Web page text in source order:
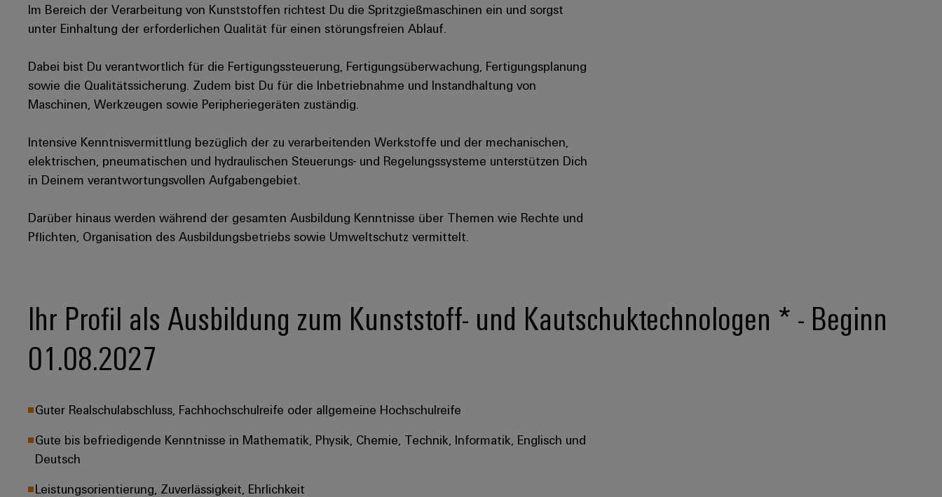
Im Bereich der Verarbeitung von Kunststoffen richtest Du die Spritzgießmaschinen ein und sorgst
unter Einhaltung der erforderlichen Qualität für einen störungsfreien Ablauf.
Dabei bist Du verantwortlich für die Fertigungssteuerung, Fertigungsüberwachung, Fertigungsplanung
sowie die Qualitätssicherung. Zudem bist Du für die Inbetriebnahme und Instandhaltung von
Maschinen, Werkzeugen sowie Peripheriegeräten zuständig.
Intensive Kenntnisvermittlung bezüglich der zu verarbeitenden Werkstoffe und der mechanischen,
elektrischen, pneumatischen und hydraulischen Steuerungs- und Regelungssysteme unterstützen Dich
in Deinem verantwortungsvollen Aufgabengebiet.
Darüber hinaus werden während der gesamten Ausbildung Kenntnisse über Themen wie Rechte und
Pflichten, Organisation des Ausbildungsbetriebs sowie Umweltschutz vermittelt.
Ihr Profil als Ausbildung zum Kunststoff- und Kautschuktechnologen * - Beginn
01.08.2027
Guter Realschulabschluss, Fachhochschulreife oder allgemeine Hochschulreife
Gute bis befriedigende Kenntnisse in Mathematik, Physik, Chemie, Technik, Informatik, Englisch und
Deutsch
Leistungsorientierung, Zuverlässigkeit, Ehrlichkeit